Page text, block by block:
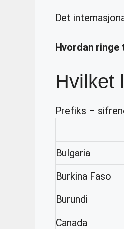
Det
Hvordan ringe
Hvilket
Prefiks –
Bulgaria
Burkina Faso
Burundi
Canada